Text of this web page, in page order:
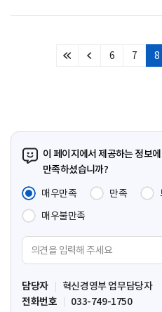
처
이
6 7 8
이 페이지에서 제공하는 정보
만족하셨습니까?
매우만족
만족
매우불만족
견
입
력
담당자
혁신경영부 업무담당자
전화번호
033-749-1750